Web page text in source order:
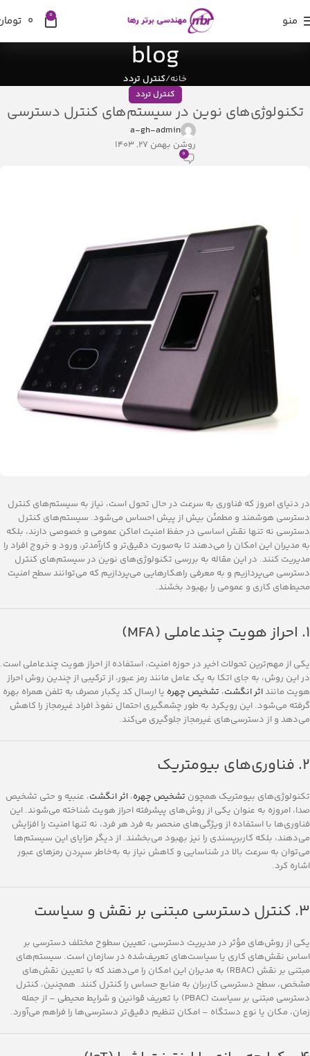
منو 0
0
blog
خانه کنترل تردد
کنترل تردد
تکنولوژی‌های نوین در سیستم‌های کنترل دسترسی
a-gh-admin
روشن بهمن ۲۷, ۱۴۰۳
۰
در دنیای امروز که فناوری به سرعت در حال تحول است، نیاز به سیستم‌های کنترل
دسترسی هوشمند و مطمئن بیش از پیش احساس می‌شود. سیستم‌های کنترل
دسترسی نه تنها نقش اساسی در حفظ امنیت اماکن عمومی و خصوصی دارند، بلکه
به مدیران این امکان را می‌دهند تا به‌صورت دقیق‌تر و کارآمدتر، ورود و خروج افراد را
مدیریت کنند. در این مقاله به بررسی تکنولوژی‌های نوین در سیستم‌های کنترل
دسترسی می‌پردازیم و به معرفی راهکارهایی می‌پردازیم که می‌توانند سطح امنیت
محیط‌های کاری و عمومی را بهبود بخشند.
۱. احراز هویت چندعاملی (MFA)
یکی از مهم‌ترین تحولات اخیر در حوزه امنیت، استفاده از احراز هویت چندعاملی است.
در این روش، به جای اتکا به یک عامل مانند رمز عبور، از ترکیبی از چندین روش احراز
هویت ماننداثر انگشت، تشخیص چهره یا ارسال کد یکبار مصرف به تلفن همراه بهره
گرفته می‌شود. این رویکرد به طور چشمگیری احتمال نفوذ افراد غیرمجاز را کاهش
می‌دهد و از دسترسی‌های غیرمجاز جلوگیری می‌کند.
۲. فناوری‌های بیومتریک
تکنولوژی‌های بیومتریک همچون تشخیص چهره، اثر انگشت، عنبیه و حتی تشخیص
صدا، امروزه به عنوان یکی از روش‌های پیشرفته احراز هویت شناخته می‌شوند. این
فناوری‌ها با استفاده از ویژگی‌های منحصر به فرد هر فرد، نه تنها امنیت را افزایش
می‌دهند، بلکه کاربرپسندی را نیز بهبود می‌بخشند. از دیگر مزایای این سیستم‌ها
می‌توان به سرعت بالا در شناسایی و کاهش نیاز به به‌خاطر سپردن رمزهای عبور
اشاره کرد.
۳. کنترل دسترسی مبتنی بر نقش و سیاست
یکی از روش‌های مؤثر در مدیریت دسترسی، تعیین سطوح مختلف دسترسی بر
اساس نقش‌های کاری یا سیاست‌های تعریف‌شده در سازمان است. سیستم‌های
مبتنی بر نقش (RBAC) به مدیران این امکان را می‌دهند که با تعیین نقش‌های
مشخص، سطح دسترسی کاربران به منابع حساس را کنترل کنند. همچنین، کنترل
دسترسی مبتنی بر سیاست (PBAC) با تعریف قوانین و شرایط محیطی – از جمله
زمان، مکان یا نوع دستگاه – امکان تنظیم دقیق‌تر دسترسی‌ها را فراهم می‌آورد.